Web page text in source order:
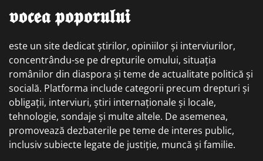
𝖛𝖔𝖈𝖊𝖆 𝖕𝖔𝖕𝖔𝖗𝖚𝖑𝖚𝖎
este un site dedicat știrilor, opiniilor și interviurilor,
concentrându-se pe drepturile omului, situația
românilor din diaspora și teme de actualitate politică și
socială. Platforma include categorii precum drepturi și
obligații, interviuri, știri internaționale și locale,
tehnologie, sondaje și multe altele. De asemenea,
promovează dezbaterile pe teme de interes public,
inclusiv subiecte legate de justiție, muncă și familie.